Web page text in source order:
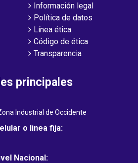
Información legal
Política de datos
Línea ética
Código de ética
Transparencia
principales
Industrial de Occidente
o linea fija:
Nacional: